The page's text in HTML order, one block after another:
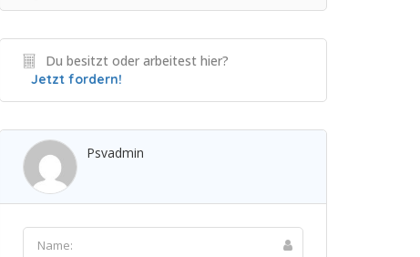
Du besitzt oder arbeitest hier?
Jetzt fordern!
Psvadmin